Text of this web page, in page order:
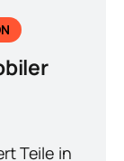
Teile in